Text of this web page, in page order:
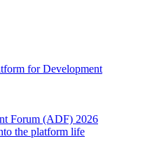
for Development
Forum (ADF) 2026
the platform life